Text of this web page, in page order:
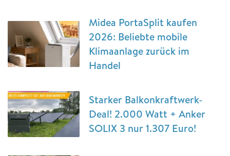
Midea PortaSplit kaufen
2026: Beliebte mobile
Klimaanlage zurück im
Handel
Starker Balkonkraftwerk-
Deal! 2.000 Watt + Anker
SOLIX 3 nur 1.307 Euro!